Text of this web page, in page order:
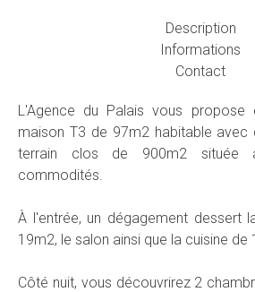
Description
Informations
Contact
L'Agence du Palais vous propose
maison T3 de 97m2 habitable avec
terrain clos de 900m2 située
commodités.
À l'entrée, un dégagement dessert
19m2, le salon ainsi que la cuisine de
Côté nuit, vous découvrirez 2